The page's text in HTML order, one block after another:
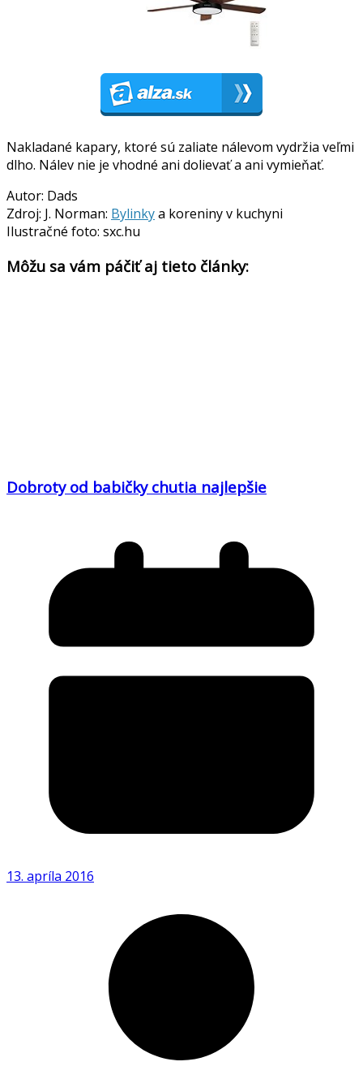
Nakladané kapary, ktoré sú zaliate nálevom vydržia veľmi
dlho. Nálev nie je vhodné ani dolievať a ani vymieňať.
Autor: Dads
Zdroj: J. Norman: Bylinkya koreniny v kuchyni
Ilustračné foto: sxc.hu
Môžu sa vám páčiť aj tieto články:
Dobroty od babičky chutia najlepšie
13. apríla 2016